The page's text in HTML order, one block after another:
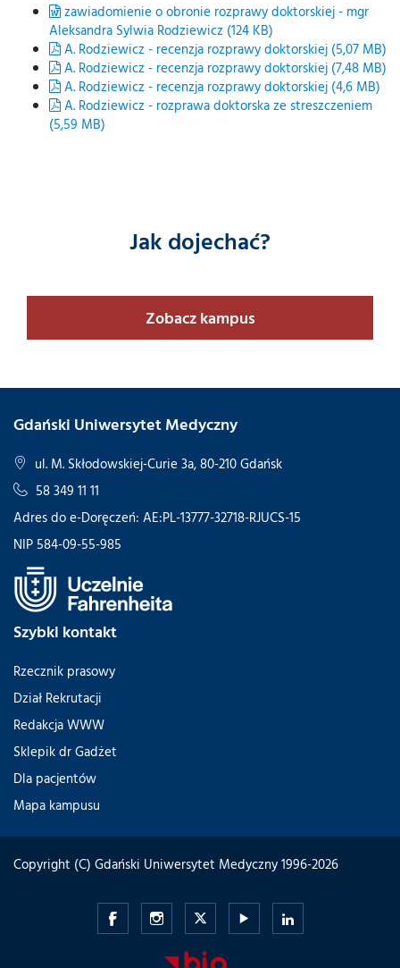
zawiadomienie o obronie rozprawy doktorskiej - mgr
Aleksandra Sylwia Rodziewicz (124 KB)
A. Rodziewicz - recenzja rozprawy doktorskiej (5,07 MB)
A. Rodziewicz - recenzja rozprawy doktorskiej (7,48 MB)
A. Rodziewicz - recenzja rozprawy doktorskiej (4,6 MB)
A. Rodziewicz - rozprawa doktorska ze streszczeniem
(5,59 MB)
Jak dojechać?
Zobacz kampus
Gdański Uniwersytet Medyczny
ul. M. Skłodowskiej-Curie 3a, 80-210 Gdańsk
58 349 11 11
Adres do e-Doręczeń: AE:PL-13777-32718-RJUCS-15
NIP 584-09-55-985
Szybki kontakt
Rzecznik prasowy
Dział Rekrutacji
Redakcja WWW
Sklepik dr Gadżet
Dla pacjentów
Mapa kampusu
Copyright (C) Gdański Uniwersytet Medyczny 1996-2026
Gdański
Uniwersytet
Gdański
Uniwersytet
Gdański
Uniwersytet
GdańskiGdański